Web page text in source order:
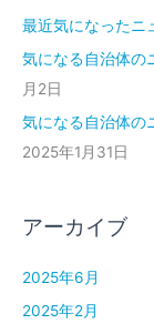
最近気になったニ
気になる自治体の
月2日
気になる自治体の
2025年1月31日
アーカイブ
2025年6月
2025年2月